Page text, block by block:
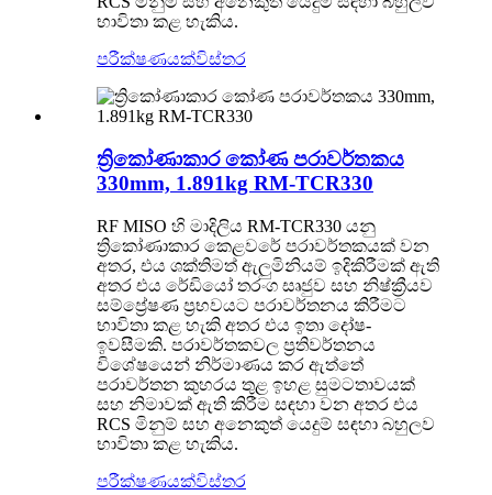
භාවිතා කළ හැකිය.
පරීක්ෂණයක්විස්තර
ත්‍රිකෝණාකාර කෝණ පරාවර්තකය
330mm, 1.891kg RM-TCR330
RF MISO හි මාදිලිය RM-TCR330 යනු
ත්‍රිකෝණාකාර කෙළවරේ පරාවර්තකයක් වන
අතර, එය ශක්තිමත් ඇලුමිනියම් ඉදිකිරීමක් ඇති
අතර එය රේඩියෝ තරංග සෘජුව සහ නිෂ්ක්‍රීයව
සම්ප්‍රේෂණ ප්‍රභවයට පරාවර්තනය කිරීමට
භාවිතා කළ හැකි අතර එය ඉතා දෝෂ-
ඉවසීමකි. පරාවර්තකවල ප්‍රතිවර්තනය
විශේෂයෙන් නිර්මාණය කර ඇත්තේ
පරාවර්තන කුහරය තුළ ඉහළ සුමටතාවයක්
සහ නිමාවක් ඇති කිරීම සඳහා වන අතර එය
RCS මිනුම් සහ අනෙකුත් යෙදුම් සඳහා බහුලව
භාවිතා කළ හැකිය.
පරීක්ෂණයක්විස්තර